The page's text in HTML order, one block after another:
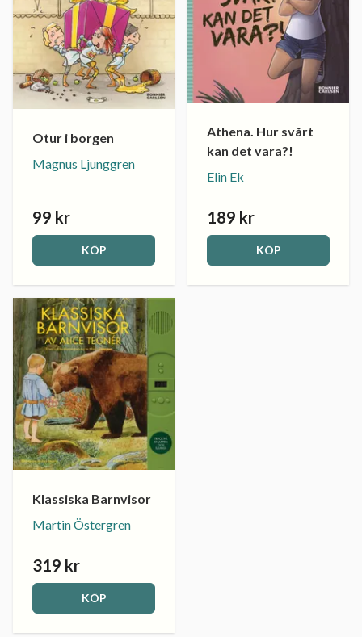
Otur i borgen
Magnus Ljunggren
99 kr
KÖP
Athena. Hur svårt
kan det vara?!
Elin Ek
189 kr
KÖP
Klassiska Barnvisor
Martin Östergren
319 kr
KÖP